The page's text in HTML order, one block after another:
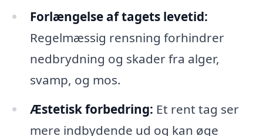
Forlængelse af tagets levetid:
Regelmæssig rensning forhindrer
nedbrydning og skader fra alger,
svamp, og mos.
Æstetisk forbedring: Et rent tag ser
mere indbydende ud og kan øge